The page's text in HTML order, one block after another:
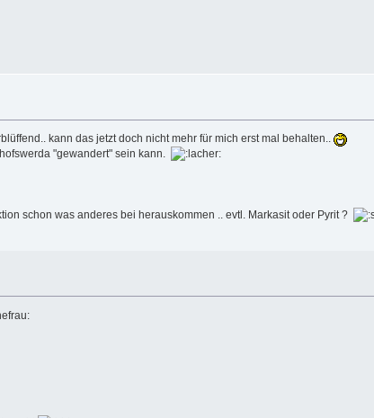
kann das jetzt doch nicht mehr für mich erst mal behalten..
"gewandert" sein kann.
schon was anderes bei herauskommen .. evtl. Markasit oder Pyrit ?